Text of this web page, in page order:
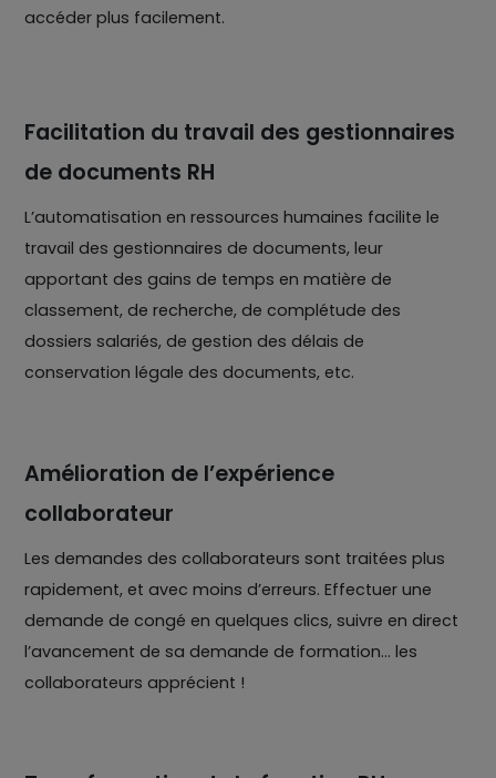
accéder plus facilement.
Facilitation du travail des gestionnaires
de documents RH
L’automatisation en ressources humaines facilite le
travail des gestionnaires de documents, leur
apportant des gains de temps en matière de
classement, de recherche, de complétude des
dossiers salariés, de gestion des délais de
conservation légale des documents, etc.
Amélioration de l’expérience
collaborateur
Les demandes des collaborateurs sont traitées plus
rapidement, et avec moins d’erreurs. Effectuer une
demande de congé en quelques clics, suivre en direct
l’avancement de sa demande de formation… les
collaborateurs apprécient !